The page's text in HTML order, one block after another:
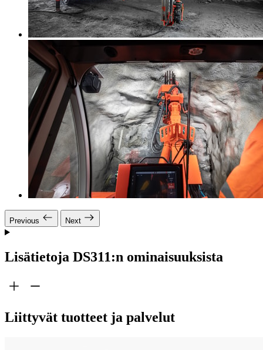
Previous Next
Lisätietoja DS311:n ominaisuuksista
Liittyvät tuotteet ja palvelut